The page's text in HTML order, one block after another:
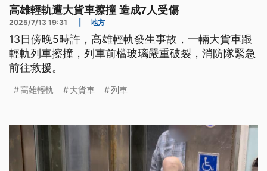
高雄輕軌遭大貨車擦撞 造成7人受傷
2025/7/13 19:31 地方
13日傍晚5時許，高雄輕軌發生事故，一輛大貨車跟
輕軌列車擦撞，列車前檔玻璃嚴重破裂，消防隊緊急
前往救援。
高雄輕軌 大貨車 列車